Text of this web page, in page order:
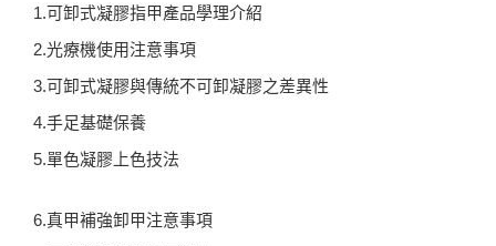
1.可卸式凝膠指甲產品學理介紹
2.光療機使用注意事項
3.可卸式凝膠與傳統不可卸凝膠之差異性
4.手足基礎保養
5.單色凝膠上色技法
6.真甲補強卸甲注意事項